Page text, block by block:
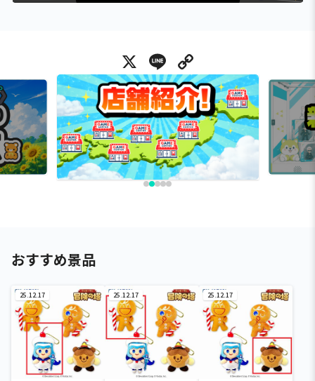
X Line
おすすめ景品
25.12.17 25.12.17 25.12.17